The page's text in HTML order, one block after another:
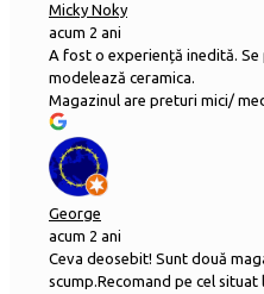
Micky Noky
acum 2 ani
A fost o experiență inedită. Se
modelează ceramica.
Magazinul are preturi mici/
George
acum 2 ani
Ceva deosebit! Sunt două
scump.Recomand pe cel